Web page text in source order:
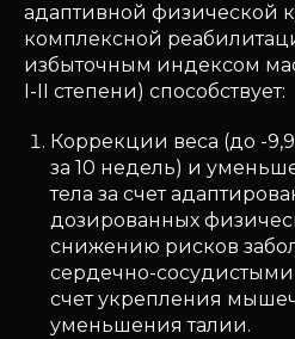
адаптивной физической
комплексной
избыточным индексом
I-II степени) способствует:
Коррекции веса (до -
за 10 недель) и
тела за счет
дозированных
снижению рисков
сердечно-
счет укрепления
уменьшения талии.